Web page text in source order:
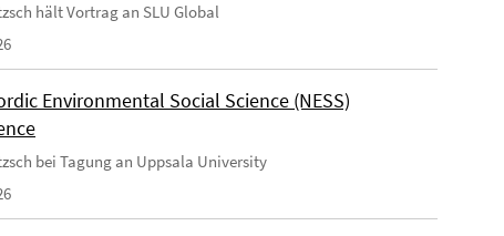
hält Vortrag an SLU Global
Environmental Social Science (NESS)
bei Tagung an Uppsala University